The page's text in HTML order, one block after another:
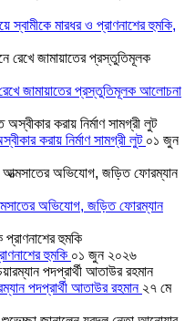
স্বামীকে মারধর ও প্রাণনাশের হুমকি,
রেখে জামায়াতের প্রস্তুতিমূলক আলোচনা
করায় নির্মাণ সামগ্রী লুট ০১ জুন
অভিযোগ, জড়িত ফোরম্যান
হুমকি ০১ জুন ২০২৬
পদপ্রার্থী আতাউর রহমান ২৭ মে